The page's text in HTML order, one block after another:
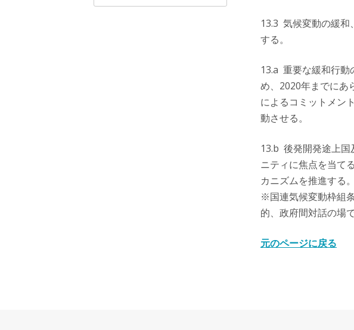
13.3 気候変動の緩和
する。
13.a 重要な緩和行動
め、2020年までにあ
によるコミットメン
動させる。
13.b 後発開発途上国
ニティに焦点を当て
カニズムを推進する。
※国連気候変動枠組
的、政府間対話の場
元のページに戻る
索: